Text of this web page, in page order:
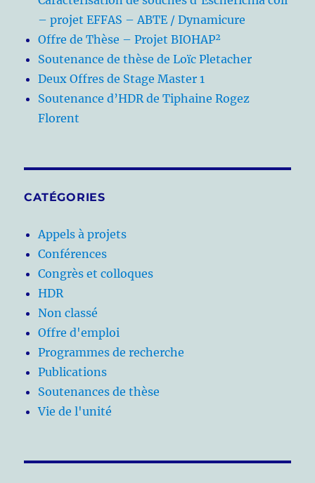
– projet EFFAS – ABTE / Dynamicure
Offre de Thèse – Projet BIOHAP²
Soutenance de thèse de Loïc Pletacher
Deux Offres de Stage Master 1
Soutenance d’HDR de Tiphaine Rogez
Florent
CATÉGORIES
Appels à projets
Conférences
Congrès et colloques
HDR
Non classé
Offre d'emploi
Programmes de recherche
Publications
Soutenances de thèse
Vie de l'unité